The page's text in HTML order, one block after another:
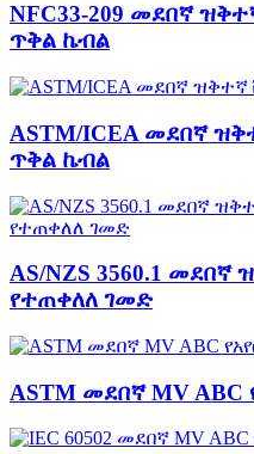
NFC33-209 መደበኛ
ጥቅል ኬብል
ASTM/ICEA መደበኛ
ጥቅል ኬብል
AS/NZS 3560.1
የተጠቀለለ ገመድ
ASTM መደበኛ MV ABC